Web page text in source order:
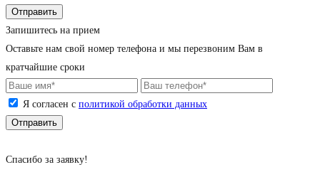
Запишитесь на прием
Оставьте нам свой номер телефона и мы перезвоним Вам в
кратчайшие сроки
Я согласен с политикой обработки данных
Cпасибо за заявку!